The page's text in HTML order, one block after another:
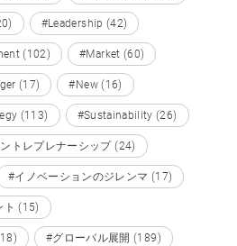
#Leadership (42)
(102) #Market (60)
(17) #New (16)
(113) #Sustainability (26)
トレプレナーシップ (24)
#イノベーションのジレンマ (17)
ト (15)
#グローバル展開 (189)